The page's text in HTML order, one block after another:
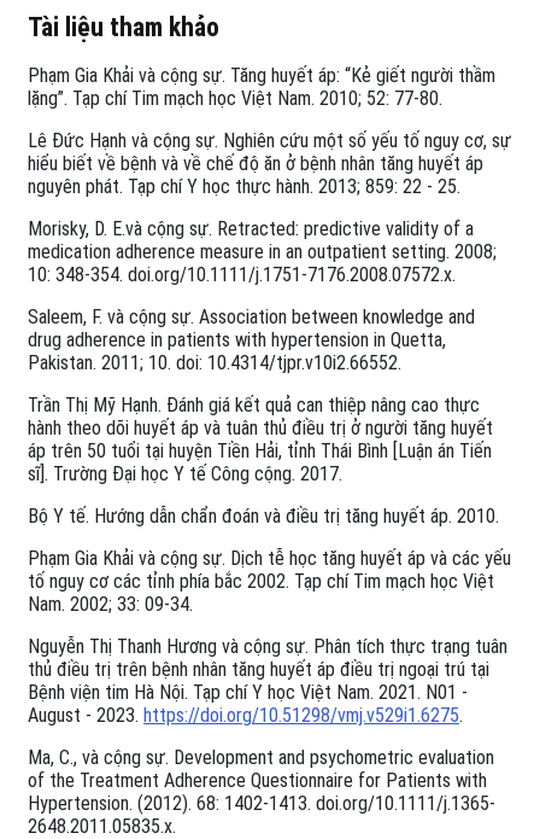
Tài liệu tham khảo
Phạm Gia Khải và cộng sự. Tăng huyết áp: “Kẻ giết người thầm
lặng”. Tạp chí Tim mạch học Việt Nam. 2010; 52: 77-80.
Lê Đức Hạnh và cộng sự. Nghiên cứu một số yếu tố nguy cơ, sự
hiểu biết về bệnh và về chế độ ăn ở bệnh nhân tăng huyết áp
nguyên phát. Tạp chí Y học thực hành. 2013; 859: 22 - 25.
Morisky, D. E.và cộng sự. Retracted: predictive validity of a
medication adherence measure in an outpatient setting. 2008;
10: 348-354. doi.org/10.1111/j.1751-7176.2008.07572.x.
Saleem, F. và cộng sự. Association between knowledge and
drug adherence in patients with hypertension in Quetta,
Pakistan. 2011; 10. doi: 10.4314/tjpr.v10i2.66552.
Trần Thị Mỹ Hạnh. Đánh giá kết quả can thiệp nâng cao thực
hành theo dõi huyết áp và tuân thủ điều trị ở người tăng huyết
áp trên 50 tuổi tại huyện Tiền Hải, tỉnh Thái Bình [Luận án Tiến
sĩ]. Trường Đại học Y tế Công cộng. 2017.
Bộ Y tế. Hướng dẫn chẩn đoán và điều trị tăng huyết áp. 2010.
Phạm Gia Khải và cộng sự. Dịch tễ học tăng huyết áp và các yếu
tố nguy cơ các tỉnh phía bắc 2002. Tạp chí Tim mạch học Việt
Nam. 2002; 33: 09-34.
Nguyễn Thị Thanh Hương và cộng sự. Phân tích thực trạng tuân
thủ điều trị trên bệnh nhân tăng huyết áp điều trị ngoại trú tại
Bệnh viện tim Hà Nội. Tạp chí Y học Việt Nam. 2021. N01 -
August - 2023. https://doi.org/10.51298/vmj.v529i1.6275.
Ma, C., và cộng sự. Development and psychometric evaluation
of the Treatment Adherence Questionnaire for Patients with
Hypertension. (2012). 68: 1402-1413. doi.org/10.1111/j.1365-
2648.2011.05835.x.